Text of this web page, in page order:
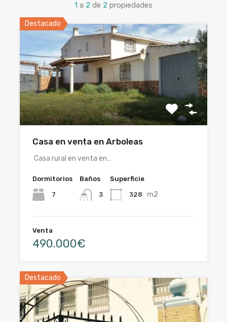
1 a 2 de 2 propiedades
Destacado
Casa en venta en Arboleas
Casa rural en venta en…
Dormitorios
7
Baños
3
Superficie
328 m2
Venta
490.000€
Destacado